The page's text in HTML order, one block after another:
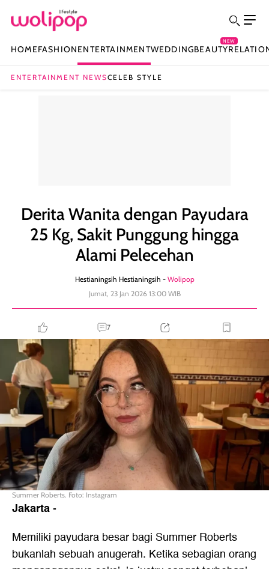
HOMEFASHIONENTERTAINMENTWEDDINGBEAUTY
NEW
ENTERTAINMENT NEWSCELEB STYLE
Derita Wanita dengan Payudara
25 Kg, Sakit Punggung hingga
Alami Pelecehan
Hestianingsih Hestianingsih - Wolipop
Jumat, 23 Jan 2026 13:00 WIB
7
Summer Roberts. Foto: Instagram
Jakarta-
Memiliki payudara besar bagi Summer Roberts
bukanlah sebuah anugerah. Ketika sebagian orang